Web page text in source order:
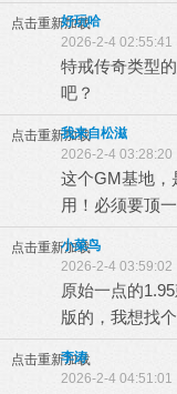
点击重新加载
好玩哈
2026-2-4 02:55:41
特戒传奇类型
吧？
点击重新加载我来自松滋
2026-2-4 03:28:20
这个GM基地，
用！必须要顶
点击重新加载
小菜鸟
2026-2-4 03:59:02
原始一点的
版的，我想找
点击重新加载
李涛
2026-2-4 04:51:01